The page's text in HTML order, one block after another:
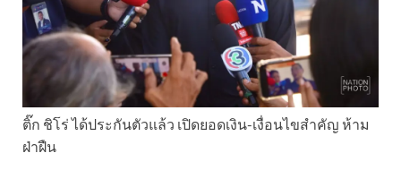
ติ๊ก ชิโร่ ได้ประกันตัวแล้ว เปิดยอดเงิน-เงื่อนไขสำคัญ ห้าม
ฝ่าฝืน